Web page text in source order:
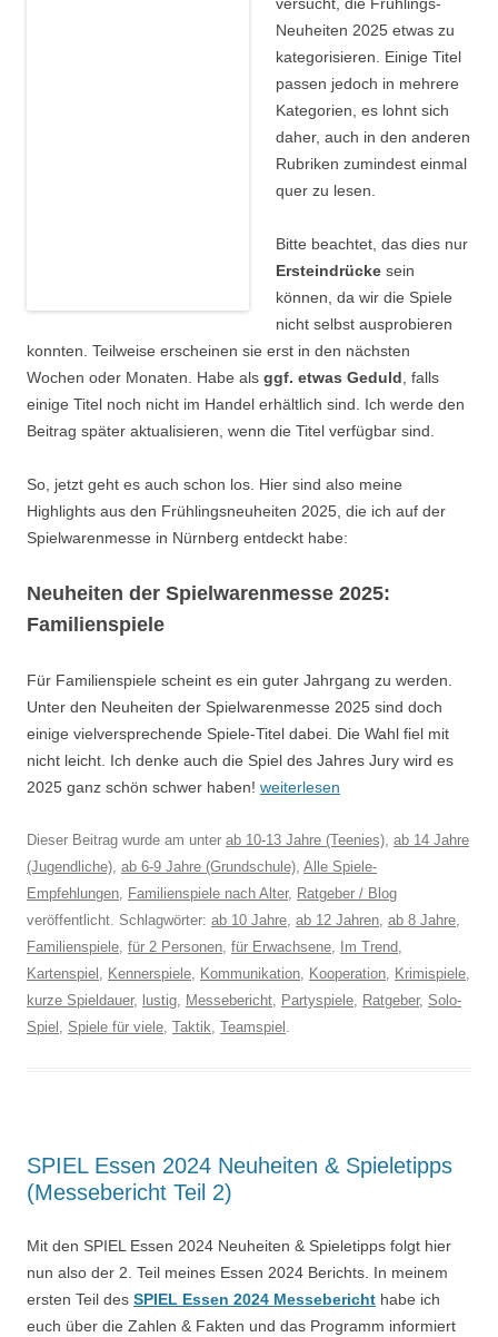
versucht, die Frühlings-
Neuheiten 2025 etwas zu
kategorisieren. Einige Titel
passen jedoch in mehrere
Kategorien, es lohnt sich
daher, auch in den anderen
Rubriken zumindest einmal
quer zu lesen.
Bitte beachtet, das dies nur
Ersteindrücke sein
können, da wir die Spiele
nicht selbst ausprobieren
konnten. Teilweise erscheinen sie erst in den nächsten
Wochen oder Monaten. Habe als ggf. etwas Geduld, falls
einige Titel noch nicht im Handel erhältlich sind. Ich werde den
Beitrag später aktualisieren, wenn die Titel verfügbar sind.
So, jetzt geht es auch schon los. Hier sind also meine
Highlights aus den Frühlingsneuheiten 2025, die ich auf der
Spielwarenmesse in Nürnberg entdeckt habe:
Neuheiten der Spielwarenmesse 2025:
Familienspiele
Für Familienspiele scheint es ein guter Jahrgang zu werden.
Unter den Neuheiten der Spielwarenmesse 2025 sind doch
einige vielversprechende Spiele-Titel dabei. Die Wahl fiel mit
nicht leicht. Ich denke auch die Spiel des Jahres Jury wird es
2025 ganz schön schwer haben! weiterlesen
Dieser Beitrag wurde am unter ab 10-13 Jahre (Teenies), ab 14 Jahre
(Jugendliche), ab 6-9 Jahre (Grundschule), Alle Spiele-
Empfehlungen, Familienspiele nach Alter, Ratgeber / Blog
veröffentlicht. Schlagwörter: ab 10 Jahre, ab 12 Jahren, ab 8 Jahre,
Familienspiele, für 2 Personen, für Erwachsene, Im Trend,
Kartenspiel , Kennerspiele, Kommunikation, Kooperation, Krimispiele,
kurze Spieldauer, lustig, Messebericht, Partyspiele, Ratgeber, Solo-
Spiel , Spiele für viele, Taktik, Teamspiel .
SPIEL Essen 2024 Neuheiten & Spieletipps
(Messebericht Teil 2)
Mit den SPIEL Essen 2024 Neuheiten & Spieletipps folgt hier
nun also der 2. Teil meines Essen 2024 Berichts. In meinem
ersten Teil des SPIEL Essen 2024 Messebericht habe ich
euch über die Zahlen & Fakten und das Programm informiert